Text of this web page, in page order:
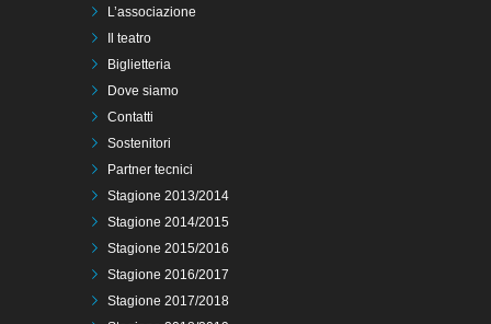
L’associazione
Il teatro
Biglietteria
Dove siamo
Contatti
Sostenitori
Partner tecnici
Stagione 2013/2014
Stagione 2014/2015
Stagione 2015/2016
Stagione 2016/2017
Stagione 2017/2018